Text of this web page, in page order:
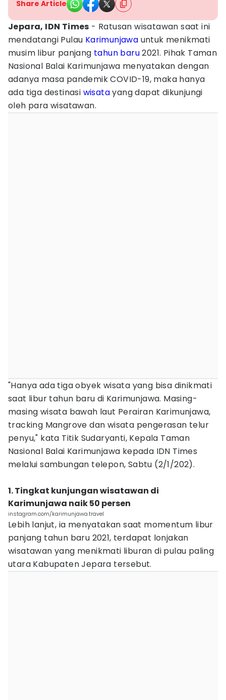
Share Article
Jepara, IDN Times - Ratusan wisatawan saat ini
mendatangi Pulau Karimunjawa untuk menikmati
musim libur panjang tahun baru2021. Pihak Taman
Nasional Balai Karimunjawa menyatakan dengan
adanya masa pandemik COVID-19, maka hanya
ada tiga destinasi wisatayang dapat dikunjungi
oleh para wisatawan.
"Hanya ada tiga obyek wisata yang bisa dinikmati
saat libur tahun baru di Karimunjawa. Masing-
masing wisata bawah laut Perairan Karimunjawa,
tracking Mangrove dan wisata pengerasan telur
penyu," kata Titik Sudaryanti, Kepala Taman
Nasional Balai Karimunjawa kepada IDN Times
melalui sambungan telepon, Sabtu (2/1/202).
1. Tingkat kunjungan wisatawan di
Karimunjawa naik 50 persen
instagram.com/karimunjawa.travel
Lebih lanjut, ia menyatakan saat momentum libur
panjang tahun baru 2021, terdapat lonjakan
wisatawan yang menikmati liburan di pulau paling
utara Kabupaten Jepara tersebut.